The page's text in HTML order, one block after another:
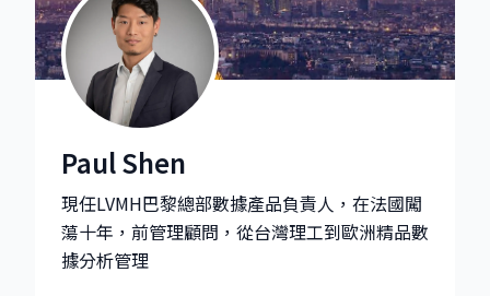
Paul Shen|Data & BI Product Manager at Moët
Paul Shen
現任LVMH巴黎總部數據產品負責人，在法國闖
蕩十年，前管理顧問，從台灣理工到歐洲精品數
據分析管理